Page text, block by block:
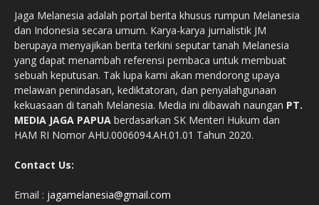
Jaga Melanesia adalah portal berita khusus rumpun Melanesia
dan Indonesia secara umum. Karya-karya jurnalistik JM
berupaya menyajikan berita terkini seputar tanah Melanesia
yang dapat menambah referensi pembaca untuk membuat
sebuah keputusan. Tak lupa kami akan mendorong upaya
melawan penindasan, kediktatoran, dan penyalahgunaan
kekuasaan di tanah Melanesia. Media ini dibawah naungan PT.
MEDIA JAGA PAPUA berdasarkan SK Menteri Hukum dan
HAM RI Nomor AHU.0006094.AH.01.01 Tahun 2020.
Contact Us:
Email : jagamelanesia@gmail.com